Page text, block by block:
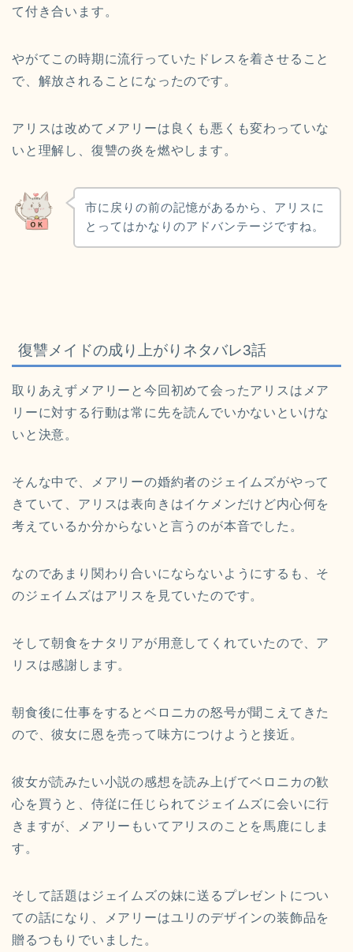
て付き合います。
やがてこの時期に流行っていたドレスを着させること
で、解放されることになったのです。
アリスは改めてメアリーは良くも悪くも変わっていな
いと理解し、復讐の炎を燃やします。
市に戻りの前の記憶があるから、アリスに
とってはかなりのアドバンテージですね。
復讐メイドの成り上がりネタバレ3話
取りあえずメアリーと今回初めて会ったアリスはメア
リーに対する行動は常に先を読んでいかないといけな
いと決意。
そんな中で、メアリーの婚約者のジェイムズがやって
きていて、アリスは表向きはイケメンだけど内心何を
考えているか分からないと言うのが本音でした。
なのであまり関わり合いにならないようにするも、そ
のジェイムズはアリスを見ていたのです。
そして朝食をナタリアが用意してくれていたので、ア
リスは感謝します。
朝食後に仕事をするとベロニカの怒号が聞こえてきた
ので、彼女に恩を売って味方につけようと接近。
彼女が読みたい小説の感想を読み上げてベロニカの歓
心を買うと、侍従に任じられてジェイムズに会いに行
きますが、メアリーもいてアリスのことを馬鹿にしま
す。
そして話題はジェイムズの妹に送るプレゼントについ
ての話になり、メアリーはユリのデザインの装飾品を
贈るつもりでいました。